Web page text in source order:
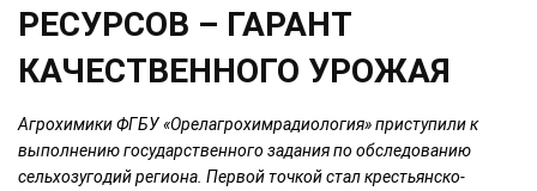
РЕСУРСОВ – ГАРАНТ
КАЧЕСТВЕННОГО УРОЖАЯ
Агрохимики ФГБУ «Орелагрохимрадиология» приступили к
выполнению государственного задания по обследованию
сельхозугодий региона. Первой точкой стал крестьянско-